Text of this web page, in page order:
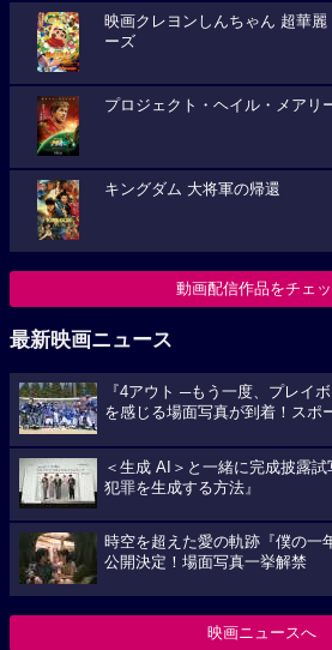
映画クレヨンしんちゃん 超華
ーズ
プロジェクト・ヘイル・メアリ
キングダム 大将軍の帰還
動画配信作品をチェ
最新映画ニュース
『4アウト ─もう一度、プレイ
を感じる場面写真が到着！スポ
＜生成 AI＞と一緒に完成披露
犯罪を生成する方法』
時空を超えた愛の軌跡『僕の一
公開決定！場面写真一挙解禁
映画ニュースへ